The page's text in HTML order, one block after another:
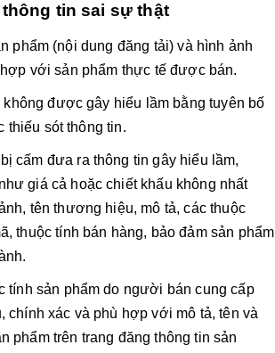
thông tin sai sự thật
phẩm (nội dung đăng tải) và hình ảnh
với sản phẩm thực tế được bán.
không được gây hiểu lầm bằng tuyên bố
thiếu sót thông tin.
cấm đưa ra thông tin gây hiểu lầm,
giá cả hoặc chiết khấu không nhất
tên thương hiệu, mô tả, các thuộc
thuộc tính bán hàng, bảo đảm sản phẩm
tính sản phẩm do người bán cung cấp
chính xác và phù hợp với mô tả, tên và
phẩm trên trang đăng thông tin sản